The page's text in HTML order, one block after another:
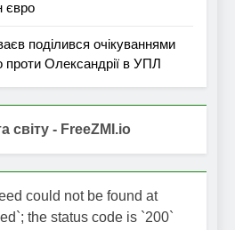
євро
поділився очікуваннями
проти Олександрії в УПЛ
світу - FreeZMI.io
could not be found at
the status code is `200`